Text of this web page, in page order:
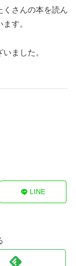
くさんの本を読ん
す。
ました。
LINE